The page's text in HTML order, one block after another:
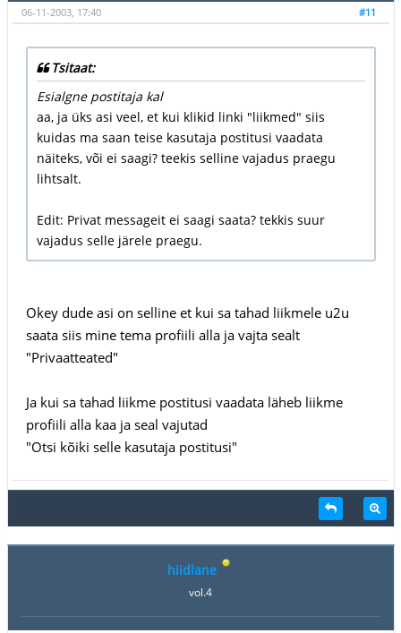
#11
06-11-2003, 17:40
Tsitaat:
Esialgne postitaja kal
aa, ja üks asi veel, et kui klikid linki "liikmed" siis
kuidas ma saan teise kasutaja postitusi vaadata
näiteks, või ei saagi? teekis selline vajadus praegu
lihtsalt.
Edit: Privat messageit ei saagi saata? tekkis suur
vajadus selle järele praegu.
Okey dude asi on selline et kui sa tahad liikmele u2u
saata siis mine tema profiili alla ja vajta sealt
"Privaatteated"
Ja kui sa tahad liikme postitusi vaadata läheb liikme
profiili alla kaa ja seal vajutad
"Otsi kõiki selle kasutaja postitusi"
hiidlane
vol.4